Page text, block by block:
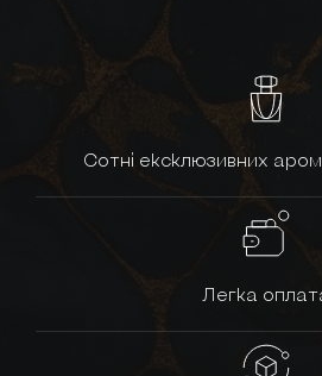
Сотні ексклюзивних
Легка